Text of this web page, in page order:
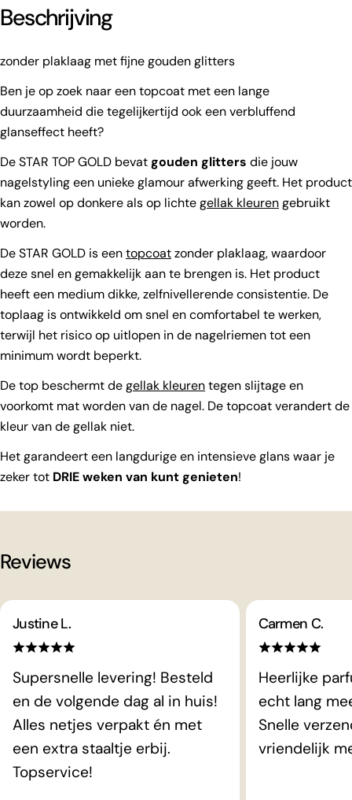
Beschrijving
zonder plaklaag met fijne gouden glitters
Ben je op zoek naar een topcoat met een lange
duurzaamheid die tegelijkertijd ook een verbluffend
glanseffect heeft?
De STAR TOP GOLD bevatgouden glitters die jouw
nagelstyling een unieke glamour afwerking geeft. Het product
kan zowel op donkere als op lichtegellak kleurengebruikt
worden.
De STAR GOLD is eentopcoatzonder plaklaag, waardoor
deze snel en gemakkelijk aan te brengen is. Het product
heeft een medium dikke, zelfnivellerende consistentie. De
toplaag is ontwikkeld om snel en comfortabel te werken,
terwijl het risico op uitlopen in de nagelriemen tot een
minimum wordt beperkt.
De top beschermt degellak kleurentegen slijtage en
voorkomt mat worden van de nagel. De topcoat verandert de
kleur van de gellak niet.
Het garandeert een langdurige en intensieve glans waar je
zeker tot DRIE weken van kunt genieten!
Reviews
Justine L.
Supersnelle levering! Besteld
en de volgende dag al in huis!
Alles netjes verpakt én met
een extra staaltje erbij.
Topservice!
Carmen C.
Heerlijke
echt lang
Snelle
vriendelijk